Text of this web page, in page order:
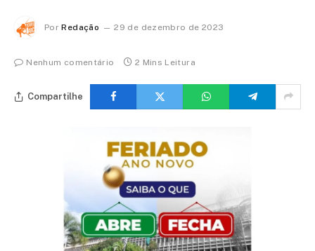
Por Redação 29 de dezembro de 2023
Nenhum comentário 2 Mins Leitura
Compartilhe